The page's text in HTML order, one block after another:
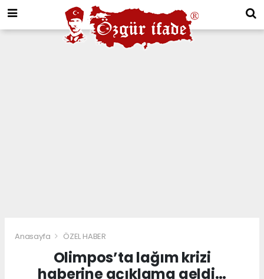
Anasayfa ÖZEL HABER
Olimpos’ta lağım krizi
haberine açıklama geldi…